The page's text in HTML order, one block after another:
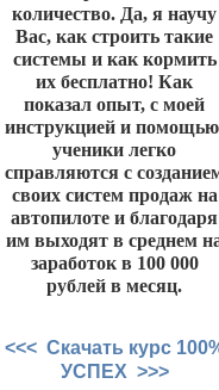
количество. Да, я научу
Вас, как строить такие
системы и как кормить
их бесплатно! Как
показал опыт, с моей
инструкцией и
ученики легко
справляются с
своих систем продаж на
автопилоте и благодаря
им выходят в среднем
заработок в 100 000
рублей в месяц.
<<< Скачать курс
УСПЕХ >>>